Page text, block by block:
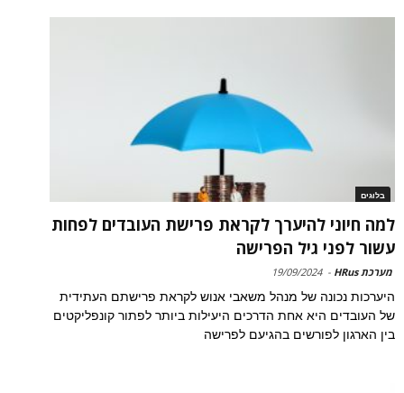
בלוגים
למה חיוני להיערך לקראת פרישת העובדים לפחות
עשור לפני גיל הפרישה
מערכת HRus -
19/09/2024
היערכות נכונה של מנהל משאבי אנוש לקראת פרישתם העתידית
של העובדים היא אחת הדרכים היעילות ביותר לפתור קונפליקטים
בין הארגון לפורשים בהגיעם לפרישה